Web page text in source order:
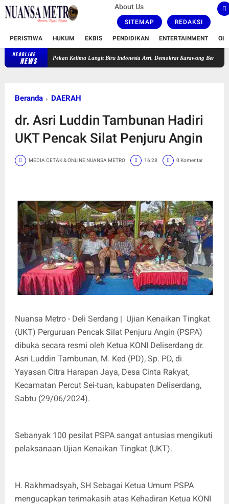
About Us
SITEMAP REDAKSI
PERISTIWA HUKUM EKBIS PENDIDIKAN ENTERTAINMENT
HEADLINE
NEWS
Pekan Kelima Langit Biru Indonesia Asri, Demokrat Karawang Bersihkan TPU
Beranda DAERAH
dr. Asri Luddin Tambunan Hadiri
UKT Pencak Silat Penjuru Angin
MEDIA CETAK & ONLINE NUANSA METRO 16:28 0 Komentar
Nuansa Metro - Deli Serdang | Ujian Kenaikan Tingkat
(UKT) Perguruan Pencak Silat Penjuru Angin (PSPA)
dibuka secara resmi oleh Ketua KONI Deliserdang dr.
Asri Luddin Tambunan, M. Ked (PD), Sp. PD, di
Yayasan Citra Harapan Jaya, Desa Cinta Rakyat,
Kecamatan Percut Sei-tuan, kabupaten Deliserdang,
Sabtu (29/06/2024).
Sebanyak 100 pesilat PSPA sangat antusias mengikuti
pelaksanaan Ujian Kenaikan Tingkat (UKT).
H. Rakhmadsyah, SH Sebagai Ketua Umum PSPA
mengucapkan terimakasih atas Kehadiran Ketua KONI